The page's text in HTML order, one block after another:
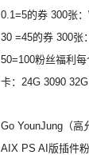
0.1=5的券 300张
30 =45的券 300张
50=100粉丝福利
卡：24G 3090
Go YounJung（高
AIX PS AI版插件粉